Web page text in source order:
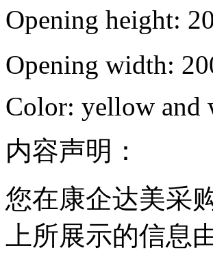
Opening height:
Opening width:
Color: yellow and
内容声明：
您在康企达美采
上所展示的信息